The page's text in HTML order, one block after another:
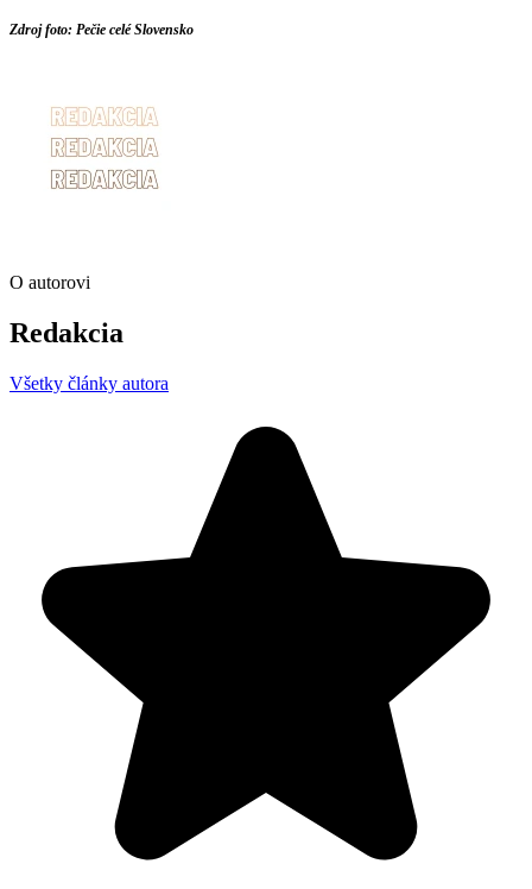
Zdroj foto: Pečie celé Slovensko
O autorovi
Redakcia
Všetky články autora